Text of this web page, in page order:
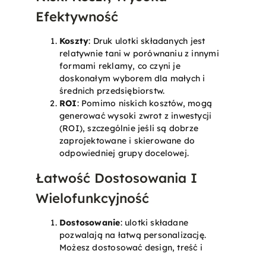
Efektywność
Koszty: Druk ulotki składanych jest
relatywnie tani w porównaniu z innymi
formami reklamy, co czyni je
doskonałym wyborem dla małych i
średnich przedsiębiorstw.
ROI: Pomimo niskich kosztów, mogą
generować wysoki zwrot z inwestycji
(ROI), szczególnie jeśli są dobrze
zaprojektowane i skierowane do
odpowiedniej grupy docelowej.
Łatwość Dostosowania I
Wielofunkcyjność
Dostosowanie: ulotki składane
pozwalają na łatwą personalizację.
Możesz dostosować design, treść i